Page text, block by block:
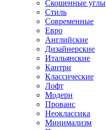
Скошенные углы
Стиль
Современные
Евро
Английские
Дизайнерские
Итальянские
Кантри
Классические
Лофт
Модерн
Прованс
Неоклассика
Минимализм